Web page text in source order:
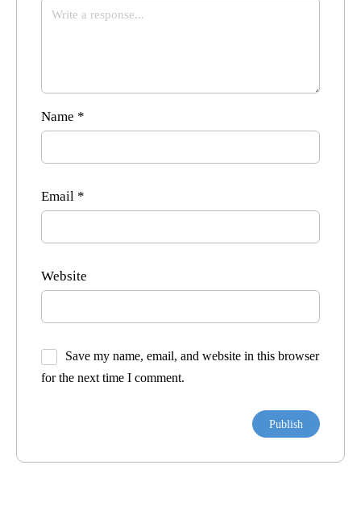
Name *
Email *
Website
Save my name, email, and website in this browser
for the next time I comment.